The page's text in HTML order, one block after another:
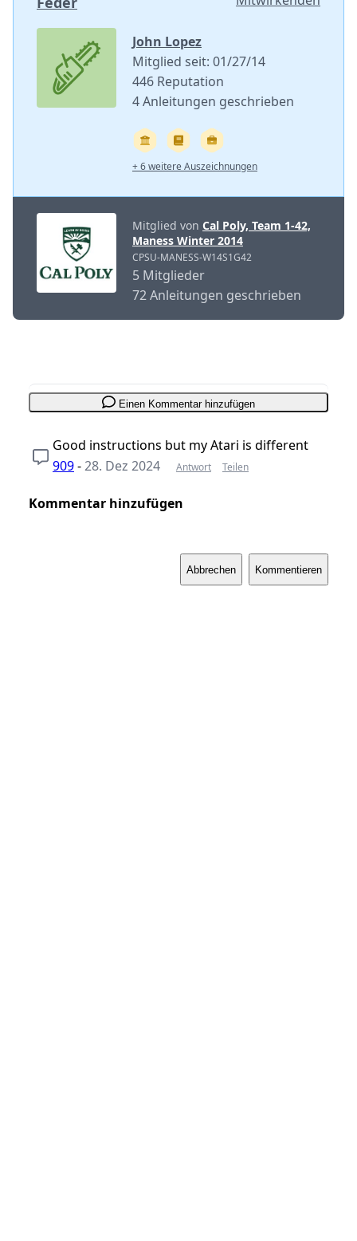
John Lopez
Mitglied seit: 01/27/14
446 Reputation
4 Anleitungen geschrieben
+ 6 weitere Auszeichnungen
Mitglied von Cal Poly, Team 1-42,
Maness Winter 2014
CPSU-MANESS-W14S1G42
5 Mitglieder
72 Anleitungen geschrieben
Einen Kommentar hinzufügen
Good instructions but my Atari is different
909-28. Dez 2024 Antwort Teilen
Kommentar hinzufügen
Abbrechen Kommentieren